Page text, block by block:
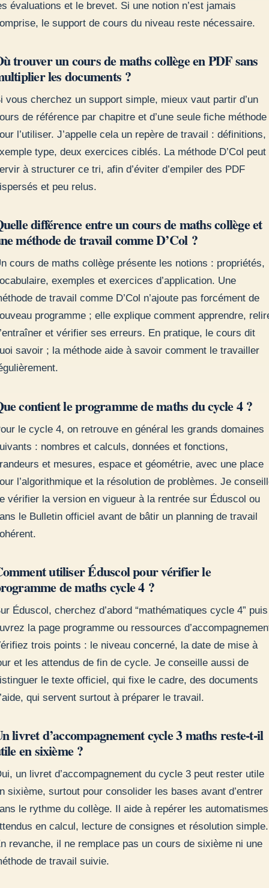
évaluations et le brevet. Si une notion n’est jamais
le support de cours du niveau reste nécessaire.
trouver un cours de maths collège en PDF sans
les documents ?
vous cherchez un support simple, mieux vaut partir d’un
de référence par chapitre et d’une seule fiche méthode
l’utiliser. J’appelle cela un repère de travail : définitions,
type, deux exercices ciblés. La méthode D’Col peut
à structurer ce tri, afin d’éviter d’empiler des PDF
et peu relus.
différence entre un cours de maths collège et
méthode de travail comme D’Col ?
cours de maths collège présente les notions : propriétés,
exemples et exercices d’application. Une
de travail comme D’Col n’ajoute pas forcément de
programme ; elle explique comment apprendre,
et vérifier ses erreurs. En pratique, le cours dit
savoir ; la méthode aide à savoir comment le travailler
contient le programme de maths du cycle 4 ?
le cycle 4, on retrouve en général les grands domaines
: nombres et calculs, données et fonctions,
et mesures, espace et géométrie, avec une place
l’algorithmique et la résolution de problèmes. Je
vérifier la version en vigueur à la rentrée sur Éduscol ou
le Bulletin officiel avant de bâtir un planning de travail
utiliser Éduscol pour vérifier le
de maths cycle 4 ?
Éduscol, cherchez d’abord “mathématiques cycle 4” puis
la page programme ou ressources
trois points : le niveau concerné, la date de mise à
et les attendus de fin de cycle. Je conseille aussi de
le texte officiel, qui fixe le cadre, des documents
qui servent surtout à préparer le travail.
livret d’accompagnement cycle 3 maths reste-t-il
en sixième ?
un livret d’accompagnement du cycle 3 peut rester utile
sixième, surtout pour consolider les bases avant d’entrer
le rythme du collège. Il aide à repérer les automatismes
en calcul, lecture de consignes et résolution simple.
revanche, il ne remplace pas un cours de sixième ni une
de travail suivie.